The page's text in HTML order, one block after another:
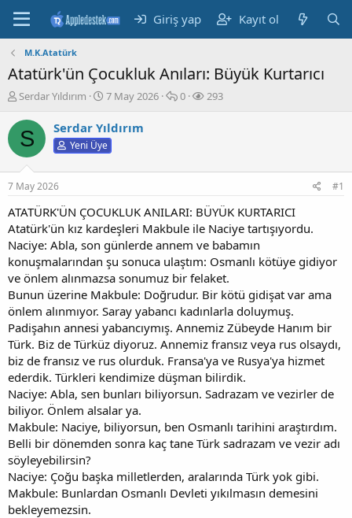
Giriş yap Kayıt ol
M.K.Atatürk
Atatürk'ün Çocukluk Anıları: Büyük Kurtarıcı
K
n
b
u
u
b
a
l
a
t
a
n
Serdar Yıldırım
B
ş
l
a
ç
t
a
r
i
h
i
7 May 2026
M
0
G
e
m
e
293
S Serdar Yıldırım
Yeni Üye
7 May 2026 #1
ATATÜRK'ÜN ÇOCUKLUK ANILARI: BÜYÜK KURTARICI
Atatürk'ün kız kardeşleri Makbule ile Naciye tartışıyordu.
Naciye: Abla, son günlerde annem ve babamın
konuşmalarından şu sonuca ulaştım: Osmanlı kötüye gidiyor
ve önlem alınmazsa sonumuz bir felaket.
Bunun üzerine Makbule: Doğrudur. Bir kötü gidişat var ama
önlem alınmıyor. Saray yabancı kadınlarla doluymuş.
Padişahın annesi yabancıymış. Annemiz Zübeyde Hanım bir
Türk. Biz de Türküz diyoruz. Annemiz fransız veya rus olsaydı,
biz de fransız ve rus olurduk. Fransa'ya ve Rusya'ya hizmet
ederdik. Türkleri kendimize düşman bilirdik.
Naciye: Abla, sen bunları biliyorsun. Sadrazam ve vezirler de
biliyor. Önlem alsalar ya.
Makbule: Naciye, biliyorsun, ben Osmanlı tarihini araştırdım.
Belli bir dönemden sonra kaç tane Türk sadrazam ve vezir adı
söyleyebilirsin?
Naciye: Çoğu başka milletlerden, aralarında Türk yok gibi.
Makbule: Bunlardan Osmanlı Devleti yıkılmasın demesini
bekleyemezsin.